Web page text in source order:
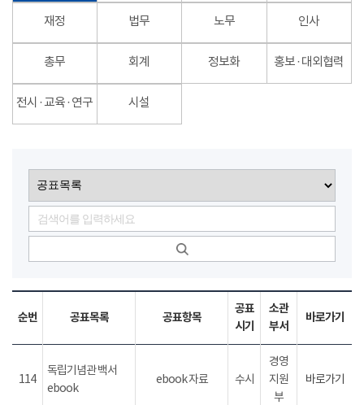
재정 법무 노무 인사
총무 회계 정보화 홍보 · 대외협력
전시 · 교육 · 연구 시설
순번 공표목록 공표항목
공표
시기
소관
부서
바로가기
114
독립기념관 백서
ebook
ebook 자료 수시
경영
지원
부
바로가기